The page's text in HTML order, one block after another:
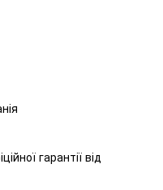
гарантії від